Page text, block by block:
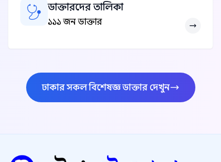
ডাক্তারদের তালিকা
১১১ জন ডাক্তার
ঢাকার সকল বিশেষজ্ঞ ডাক্তার দেখুন